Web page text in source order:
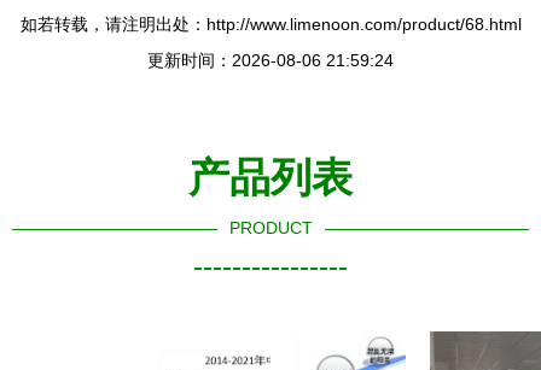
如若转载，请注明出处：http://www.limenoon.com/product/68.html
更新时间：2026-08-06 21:59:24
产品列表
PRODUCT
----------------